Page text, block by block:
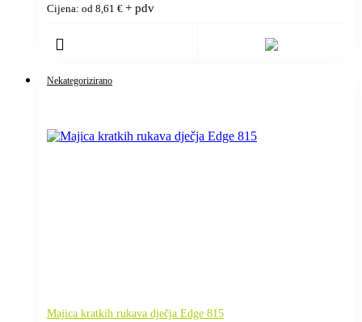
Cijena: od 8,61 € + pdv
Nekategorizirano
Majica kratkih rukava dječja Edge 815